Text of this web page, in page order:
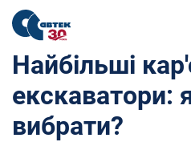
Найбільші
екскаватори:
вибрати?